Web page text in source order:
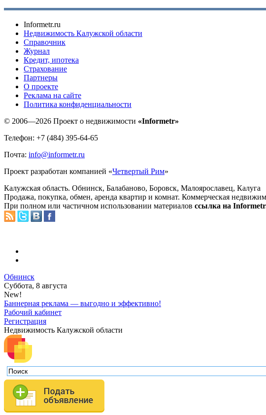
Informetr.ru
Недвижимость Калужской области
Справочник
Журнал
Кредит, ипотека
Страхование
Партнеры
O проекте
Реклама на сайте
Политика конфиденциальности
© 2006—2026 Проект о недвижимости «Informetr»
Телефон: +7 (484) 395-64-65
Почта: info@informetr.ru
Проект разработан компанией «Четвертый Рим»
Калужская область. Обнинск, Балабаново, Боровск, Малоярославец, Калуга
Продажа, покупка, обмен, аренда квартир и комнат. Коммерческая
При полном или частичном использовании материалов ссылка на
Обнинск
Суббота, 8 августа
New!
Баннерная реклама — выгодно и эффективно!
Рабочий кабинет
Регистрация
Недвижимость Калужской области